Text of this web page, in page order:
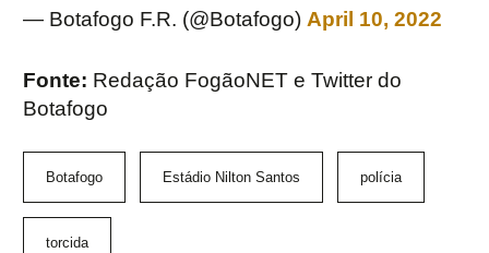
— Botafogo F.R. (@Botafogo) April 10, 2022
Fonte: Redação FogãoNET e Twitter do
Botafogo
Botafogo Estádio Nilton Santos polícia
torcida